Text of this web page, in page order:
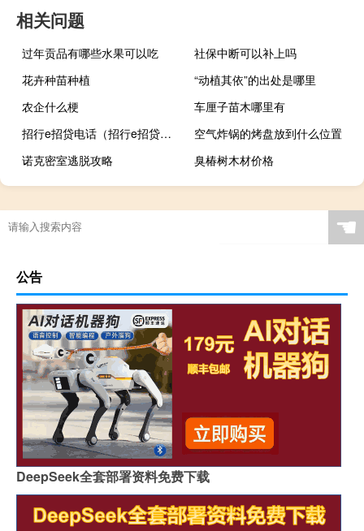
相关问题
过年贡品有哪些水果可以吃
社保中断可以补上吗
花卉种苗种植
“动植其依”的出处是哪里
农企什么梗
车厘子苗木哪里有
招行e招贷电话（招行e招贷电话是多少）
空气炸锅的烤盘放到什么位置
诺克密室逃脱攻略
臭椿树木材价格
☚
公告
DeepSeek全套部署资料免费下载